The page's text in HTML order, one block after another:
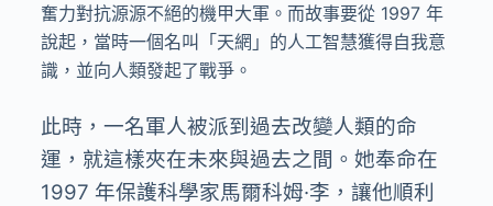
奮力對抗源源不絕的機甲大軍。而故事要從 1997 年
說起，當時一個名叫「天網」的人工智慧獲得自我意
識，並向人類發起了戰爭。
此時，一名軍人被派到過去改變人類的命
運，就這樣夾在未來與過去之間。她奉命在
1997 年保護科學家馬爾科姆·李，讓他順利